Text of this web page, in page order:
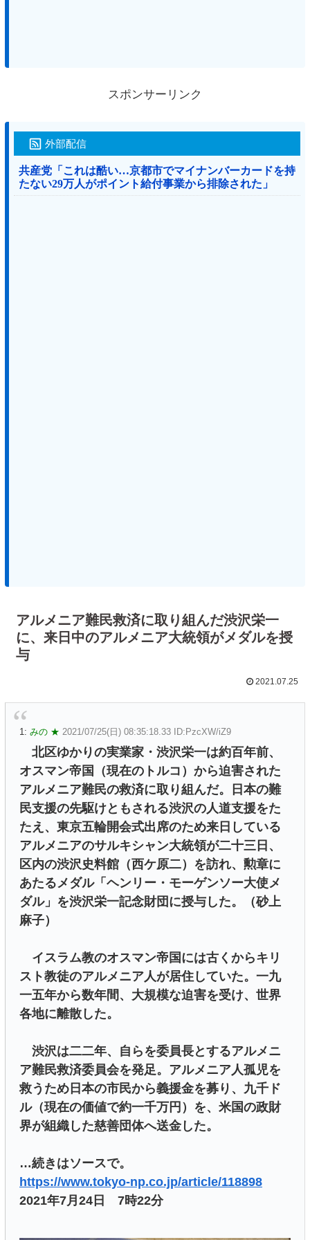
スポンサーリンク
外部配信
共産党「これは酷い…京都市でマイナンバーカードを持
たない29万人がポイント給付事業から排除された」
アルメニア難民救済に取り組んだ渋沢栄一
に、来日中のアルメニア大統領がメダルを授
与
2021.07.25
1: みの ★ 2021/07/25(日) 08:35:18.33 ID:PzcXW/iZ9
北区ゆかりの実業家・渋沢栄一は約百年前、
オスマン帝国（現在のトルコ）から迫害された
アルメニア難民の救済に取り組んだ。日本の難
民支援の先駆けともされる渋沢の人道支援をた
たえ、東京五輪開会式出席のため来日している
アルメニアのサルキシャン大統領が二十三日、
区内の渋沢史料館（西ケ原二）を訪れ、勲章に
あたるメダル「ヘンリー・モーゲンソー大使メ
ダル」を渋沢栄一記念財団に授与した。（砂上
麻子）
イスラム教のオスマン帝国には古くからキリ
スト教徒のアルメニア人が居住していた。一九
一五年から数年間、大規模な迫害を受け、世界
各地に離散した。
渋沢は二二年、自らを委員長とするアルメニ
ア難民救済委員会を発足。アルメニア人孤児を
救うため日本の市民から義援金を募り、九千ド
ル（現在の価値で約一千万円）を、米国の政財
界が組織した慈善団体へ送金した。
…続きはソースで。
https://www.tokyo-np.co.jp/article/118898
2021年7月24日 7時22分